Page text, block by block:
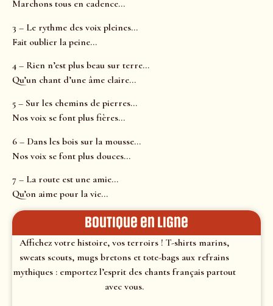
Marchons tous en cadence…
3 – Le rythme des voix pleines…
Fait oublier la peine…
4 – Rien n’est plus beau sur terre…
Qu’un chant d’une âme claire…
5 – Sur les chemins de pierres…
Nos voix se font plus fières…
6 – Dans les bois sur la mousse…
Nos voix se font plus douces…
7 – La route est une amie…
Qu’on aime pour la vie…
Boutique en ligne
Affichez votre histoire, vos terroirs ! T-shirts marins,
sweats scouts, mugs bretons et tote-bags aux refrains
mythiques : emportez l’esprit des chants français partout
avec vous.